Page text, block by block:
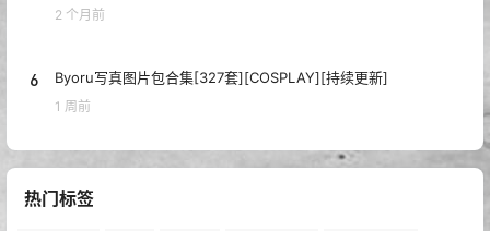
2 个月前
6 Byoru写真图片包合集[327套][COSPLAY][持续更新]
1 周前
热门标签